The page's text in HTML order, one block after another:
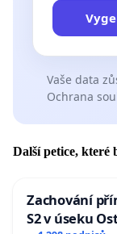
Vaše data
Ochrana
Další petice, které
Zachování
S2 v úseku